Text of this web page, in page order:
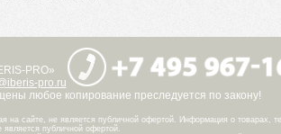
PRO»
pro.ru
любое копирование преследуется по закону!
на сайте, не является публичной офертой. Информация о товарах,
является публичной офертой.